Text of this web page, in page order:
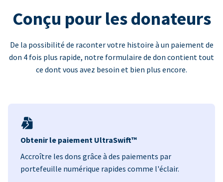
Conçu pour les donateurs
De la possibilité de raconter votre histoire à un paiement de
don 4 fois plus rapide, notre formulaire de don contient tout
ce dont vous avez besoin et bien plus encore.
Obtenir le paiement UltraSwift™
Accroître les dons grâce à des paiements par
portefeuille numérique rapides comme l'éclair.